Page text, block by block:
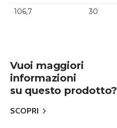
106,7 30
Vuoi maggiori
informazioni
su questo prodotto?
SCOPRI